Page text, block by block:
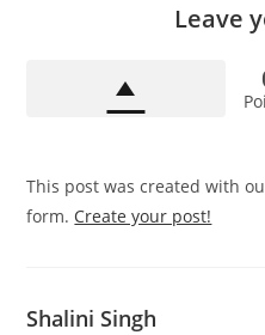
Leave
This post was created with
form. Create your post!
Shalini Singh